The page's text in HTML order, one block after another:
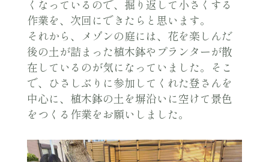
くなっているので、掘り返して小さくする
作業を、次回にできたらと思います。
それから、メゾンの庭には、花を楽しんだ
後の土が詰まった植木鉢やプランターが散
在しているのが気になっていました。そこ
で、ひさしぶりに参加してくれた登さんを
中心に、植木鉢の土を塀沿いに空けて景色
をつくる作業をお願いしました。